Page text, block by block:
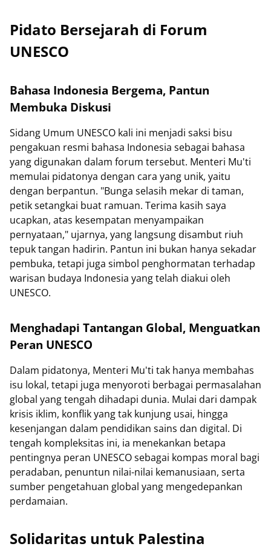
Pidato Bersejarah di Forum
UNESCO
Bahasa Indonesia Bergema, Pantun
Membuka Diskusi
Sidang Umum UNESCO kali ini menjadi saksi bisu
pengakuan resmi bahasa Indonesia sebagai bahasa
yang digunakan dalam forum tersebut. Menteri Mu'ti
memulai pidatonya dengan cara yang unik, yaitu
dengan berpantun. "Bunga selasih mekar di taman,
petik setangkai buat ramuan. Terima kasih saya
ucapkan, atas kesempatan menyampaikan
pernyataan," ujarnya, yang langsung disambut riuh
tepuk tangan hadirin. Pantun ini bukan hanya sekadar
pembuka, tetapi juga simbol penghormatan terhadap
warisan budaya Indonesia yang telah diakui oleh
UNESCO.
Menghadapi Tantangan Global, Menguatkan
Peran UNESCO
Dalam pidatonya, Menteri Mu'ti tak hanya membahas
isu lokal, tetapi juga menyoroti berbagai permasalahan
global yang tengah dihadapi dunia. Mulai dari dampak
krisis iklim, konflik yang tak kunjung usai, hingga
kesenjangan dalam pendidikan sains dan digital. Di
tengah kompleksitas ini, ia menekankan betapa
pentingnya peran UNESCO sebagai kompas moral bagi
peradaban, penuntun nilai-nilai kemanusiaan, serta
sumber pengetahuan global yang mengedepankan
perdamaian.
Solidaritas untuk Palestina